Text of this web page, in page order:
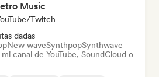
Music
Twitch
dadas
New waveSynthpopSynthwave
canal de YouTube, SoundCloud o